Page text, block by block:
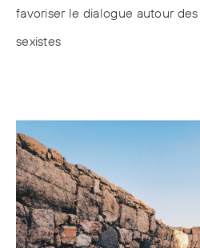
favoriser le dialogue autour
sexistes